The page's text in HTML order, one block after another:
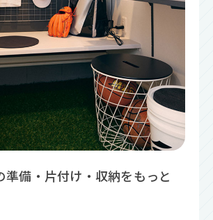
準備・片付け・収納をもっと